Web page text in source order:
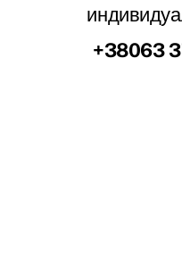
+38063